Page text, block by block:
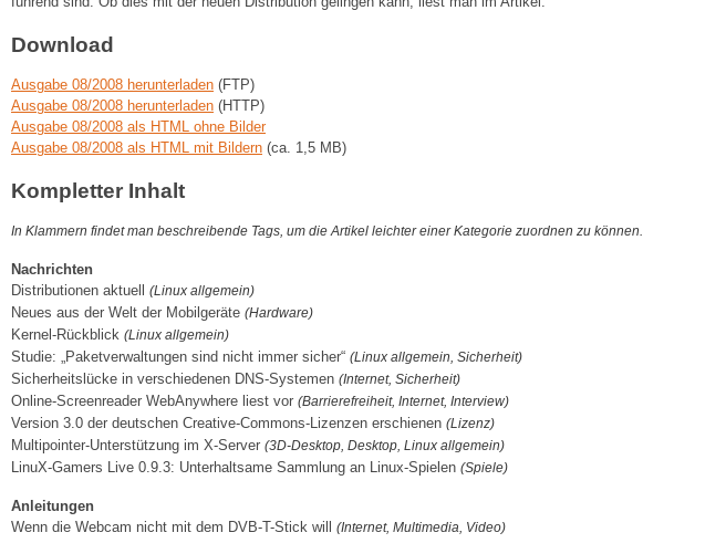
Download
Ausgabe 08/2008 herunterladen (FTP)
Ausgabe 08/2008 herunterladen (HTTP)
Ausgabe 08/2008 als HTML ohne Bilder
Ausgabe 08/2008 als HTML mit Bildern (ca. 1,5 MB)
Kompletter Inhalt
In Klammern findet man beschreibende Tags, um die Artikel leichter einer Kategorie zuordnen zu können.
Nachrichten
Distributionen aktuell
(Linux allgemein)
Neues aus der Welt der Mobilgeräte (Hardware)
Kernel-Rückblick (Linux allgemein)
Studie: „Paketverwaltungen sind nicht immer sicher“ (Linux allgemein, Sicherheit)
Sicherheitslücke in verschiedenen DNS-Systemen (Internet, Sicherheit)
Online-Screenreader WebAnywhere liest vor (Barrierefreiheit, Internet, Interview)
Version 3.0 der deutschen Creative-Commons-Lizenzen erschienen (Lizenz)
Multipointer-Unterstützung im X-Server (3D-Desktop, Desktop, Linux allgemein)
LinuX-Gamers Live 0.9.3: Unterhaltsame Sammlung an Linux-Spielen (Spiele)
Anleitungen
Wenn die Webcam nicht mit dem DVB-T-Stick will
(Internet, Multimedia, Video)